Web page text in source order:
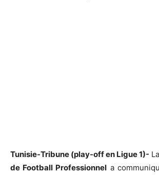
Tunisie-Tribune (play-off en Ligue 1)- La
de Football Professionnel a